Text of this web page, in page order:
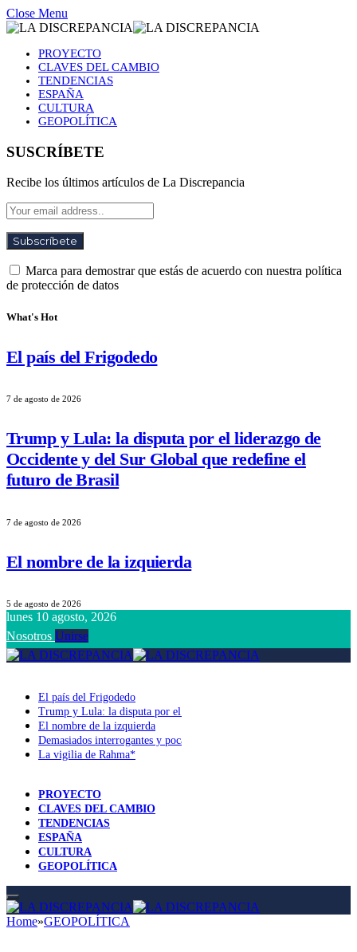
Close Menu
PROYECTO
CLAVES DEL CAMBIO
TENDENCIAS
ESPAÑA
CULTURA
GEOPOLÍTICA
SUSCRÍBETE
Recibe los últimos artículos de La Discrepancia
Marca para demostrar que estás de acuerdo con nuestra política
de protección de datos
What's Hot
El país del Frigodedo
7 de agosto de 2026
Trump y Lula: la disputa por el liderazgo de
Occidente y del Sur Global que redefine el
futuro de Brasil
7 de agosto de 2026
El nombre de la izquierda
5 de agosto de 2026
lunes 10 agosto, 2026
Nosotros Unirse
El país del Frigodedo
Trump y Lula: la disputa por el liderazgo de Occidente y del Sur
El nombre de la izquierda
Demasiados interrogantes y pocas respuestas
La vigilia de Rahma*
PROYECTO
CLAVES DEL CAMBIO
TENDENCIAS
ESPAÑA
CULTURA
GEOPOLÍTICA
Home»GEOPOLÍTICA